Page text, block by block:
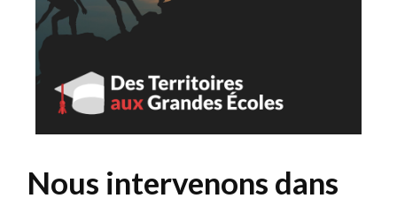
Nous intervenons dans